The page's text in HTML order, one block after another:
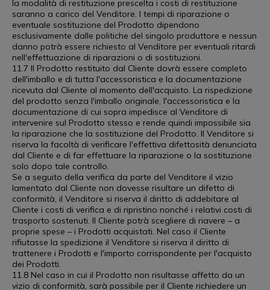
la modalità di restituzione prescelta i costi di restituzione
saranno a carico del Venditore. I tempi di riparazione o
eventuale sostituzione del Prodotto dipendono
esclusivamente dalle politiche del singolo produttore e nessun
danno potrà essere richiesto al Venditore per eventuali ritardi
nell'effettuazione di riparazioni o di sostituzioni.
11.7 Il Prodotto restituito dal Cliente dovrà essere completo
dell'imballo e di tutta l'accessoristica e la documentazione
ricevuta dal Cliente al momento dell'acquisto. La rispedizione
del prodotto senza l'imballo originale, l'accessoristica e la
documentazione di cui sopra impedisce al Venditore di
intervenire sul Prodotto stesso e rende quindi impossibile sia
la riparazione che la sostituzione del Prodotto. Il Venditore si
riserva la facoltà di verificare l'effettiva difettosità denunciata
dal Cliente e di far effettuare la riparazione o la sostituzione
solo dopo tale controllo.
Se a seguito della verifica da parte del Venditore il vizio
lamentato dal Cliente non dovesse risultare un difetto di
conformità, il Venditore si riserva il diritto di addebitare al
Cliente i costi di verifica e di ripristino nonché i relativi costi di
trasporto sostenuti. Il Cliente potrà scegliere di riavere – a
proprie spese – i Prodotti acquistati. Nel caso il Cliente
rifiutasse la spedizione il Venditore si riserva il diritto di
trattenere i Prodotti e l'importo corrispondente per l'acquisto
dei Prodotti.
11.8 Nel caso in cui il Prodotto non risultasse affetto da un
vizio di conformità, sarà possibile per il Cliente richiedere un